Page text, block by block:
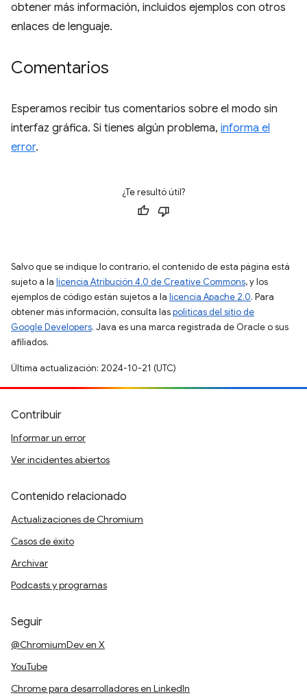
obtener más información, incluidos ejemplos con otros
enlaces de lenguaje.
Comentarios
Esperamos recibir tus comentarios sobre el modo sin
interfaz gráfica. Si tienes algún problema, informa el
error.
¿Te resultó útil?
Salvo que se indique lo contrario, el contenido de esta página está
sujeto a la licencia Atribución 4.0 de Creative Commons, y los
ejemplos de código están sujetos a la licencia Apache 2.0. Para
obtener más información, consulta laspolíticas del sitio de
Google Developers. Java es una marca registrada de Oracle o sus
afiliados.
Última actualización: 2024-10-21 (UTC)
Contribuir
Informar un error
Ver incidentes abiertos
Contenido relacionado
Actualizaciones de Chromium
Casos de éxito
Archivar
Podcasts y programas
Seguir
@ChromiumDev en X
YouTube
Chrome para desarrolladores en LinkedIn